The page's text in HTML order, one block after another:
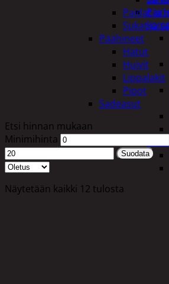
Paidat ja
Sukat ja
Päähineet
Hatut
Huivit
Lippalakit
Pipot
Sadeasut
Etsi hinnan mukaan
Minimihinta
Suodata
Näytetään kaikki 12 tulosta